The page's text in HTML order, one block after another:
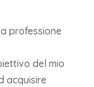
professione
del mio
acquisire